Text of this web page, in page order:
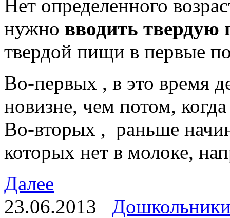
Нет определенного
нужно вводить твердую
твердой пищи в первые
Во-первых , в это время
новизне, чем потом,
Во-вторых , раньше
которых нет в молоке,
Далее
23.06.2013